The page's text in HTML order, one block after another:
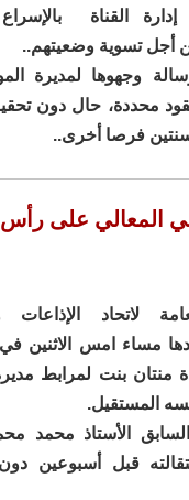
إدارة القناة
أجل تسوية وضعيتهم..
وجهوها لمديرة
محددة، حال دون
فرصا أخرى..
المعالي على رأس
لاتحاد الإذاعات
مساء امس الاثنين
منتان بنت لمرابط مديرة
المستقيل.
الأستاذ محمد
قبل أسبوعين